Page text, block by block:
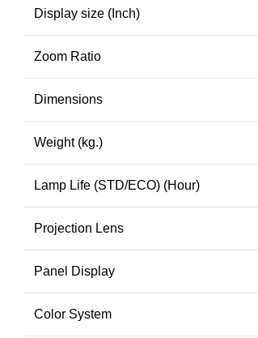
Display size (Inch)
Zoom Ratio
Dimensions
Weight (kg.)
Lamp Life (STD/ECO) (Hour)
Projection Lens
Panel Display
Color System